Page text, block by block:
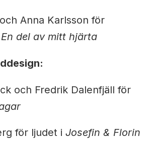
Anna Karlsson för
En del av mitt hjärta
och Fredrik Dalenfjäll för
för ljudet i Josefin & Florin